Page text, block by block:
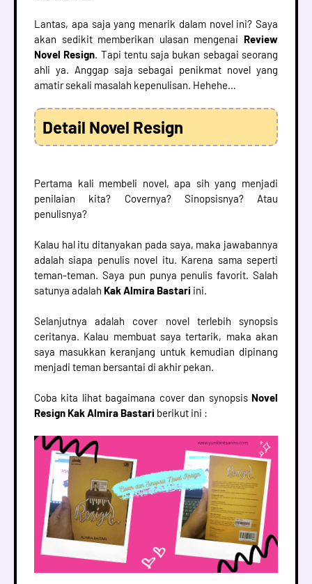
Lantas, apa saja yang menarik dalam novel ini? Saya
akan sedikit memberikan ulasan mengenai Review
Novel Resign. Tapi tentu saja bukan sebagai seorang
ahli ya. Anggap saja sebagai penikmat novel yang
amatir sekali masalah kepenulisan. Hehehe…
Detail Novel Resign
Pertama kali membeli novel, apa sih yang menjadi
penilaian kita? Covernya? Sinopsisnya? Atau
penulisnya?
Kalau hal itu ditanyakan pada saya, maka jawabannya
adalah siapa penulis novel itu. Karena sama seperti
teman-teman. Saya pun punya penulis favorit. Salah
satunya adalah Kak Almira Bastari ini.
Selanjutnya adalah cover novel terlebih synopsis
ceritanya. Kalau membuat saya tertarik, maka akan
saya masukkan keranjang untuk kemudian dipinang
menjadi teman bersantai di akhir pekan.
Coba kita lihat bagaimana cover dan synopsis Novel
Resign Kak Almira Bastari berikut ini :